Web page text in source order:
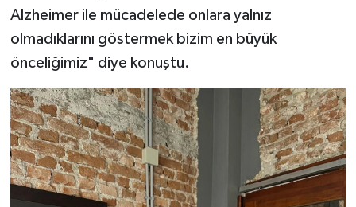
Alzheimer ile mücadelede onlara yalnız
olmadıklarını göstermek bizim en büyük
önceliğimiz" diye konuştu.